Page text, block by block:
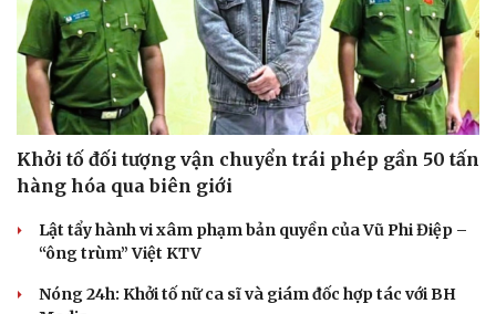
Khởi tố đối tượng vận chuyển trái phép gần 50 tấn
hàng hóa qua biên giới
Lật tẩy hành vi xâm phạm bản quyền của Vũ Phi Điệp –
“ông trùm” Việt KTV
Nóng 24h: Khởi tố nữ ca sĩ và giám đốc hợp tác với BH